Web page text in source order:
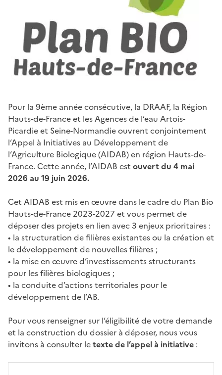
Pour la 9ème année consécutive, la DRAAF, la Région
Hauts-de-France et les Agences de l’eau Artois-
Picardie et Seine-Normandie ouvrent conjointement
l’Appel à Initiatives au Développement de
l’Agriculture Biologique (AIDAB) en région Hauts-de-
France. Cette année, l’AIDAB est ouvert du 4 mai
2026 au 19 juin 2026.
Cet AIDAB est mis en œuvre dans le cadre du Plan Bio
Hauts-de-France 2023-2027 et vous permet de
déposer des projets en lien avec 3 enjeux prioritaires :
• la structuration de filières existantes ou la création et
le développement de nouvelles filières ;
• la mise en œuvre d’investissements structurants
pour les filières biologiques ;
• la conduite d’actions territoriales pour le
développement de l’AB.
Pour vous renseigner sur l’éligibilité de votre demande
et la construction du dossier à déposer, nous vous
invitons à consulter letexte de l’appel à initiative :